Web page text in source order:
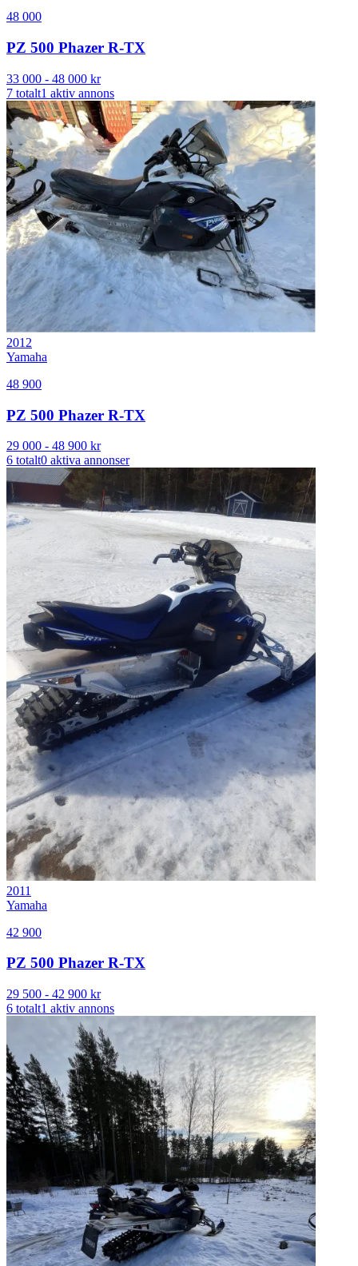
48 000
PZ 500 Phazer R-TX
33 000 - 48 000 kr
7 totalt1 aktiv annons
2012
Yamaha
48 900
PZ 500 Phazer R-TX
29 000 - 48 900 kr
6 totalt0 aktiva annonser
2011
Yamaha
42 900
PZ 500 Phazer R-TX
29 500 - 42 900 kr
6 totalt1 aktiv annons